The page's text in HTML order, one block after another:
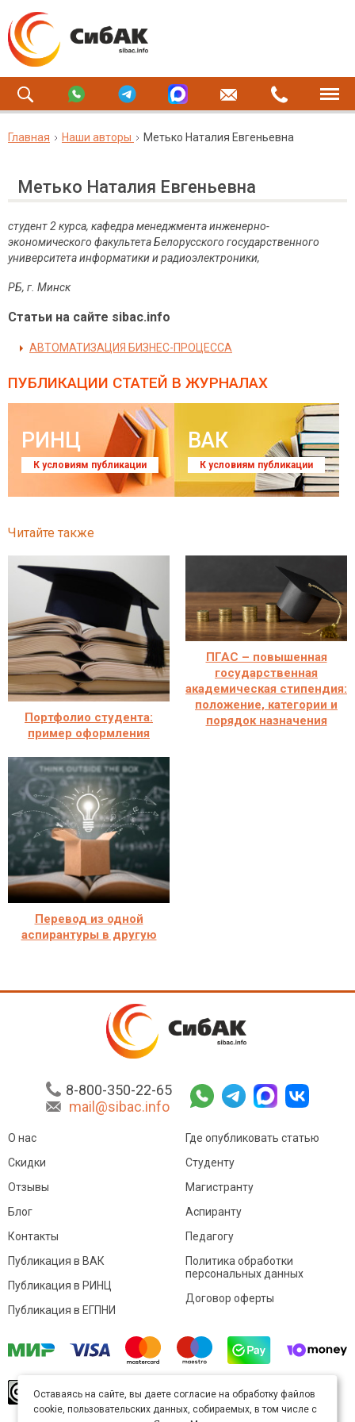
Главная Наши авторы Метько Наталия Евгеньевна
Метько Наталия Евгеньевна
студент 2 курса, кафедра менеджмента инженерно-
экономического факультета Белорусского государственного
университета информатики и радиоэлектроники,
РБ, г. Минск
Статьи на сайте sibac.info
АВТОМАТИЗАЦИЯ БИЗНЕС-ПРОЦЕССА
ПУБЛИКАЦИИ СТАТЕЙ В ЖУРНАЛАХ
РИНЦ
К условиям публикации
ВАК
К условиям публикации
Читайте также
Портфолио студента:
пример оформления
ПГАС – повышенная
государственная
академическая стипендия:
положение, категории и
порядок назначения
Перевод из одной
аспирантуры в другую
8-800-350-22-65
mail@sibac.info
О нас
Скидки
Отзывы
Блог
Контакты
Где опубликовать статью
Студенту
Магистранту
Аспиранту
Педагогу
Публикация в ВАК
Публикация в РИНЦ
Публикация в ЕГПНИ
Политика обработки
персональных данных
Договор оферты
произведение доступно полицензии Creative
Commons «Attribution» («Атрибуция») 4.0
Оставаясь на сайте, вы даете согласие на обработку файлов
cookie, пользовательских данных, собираемых, в том числе с